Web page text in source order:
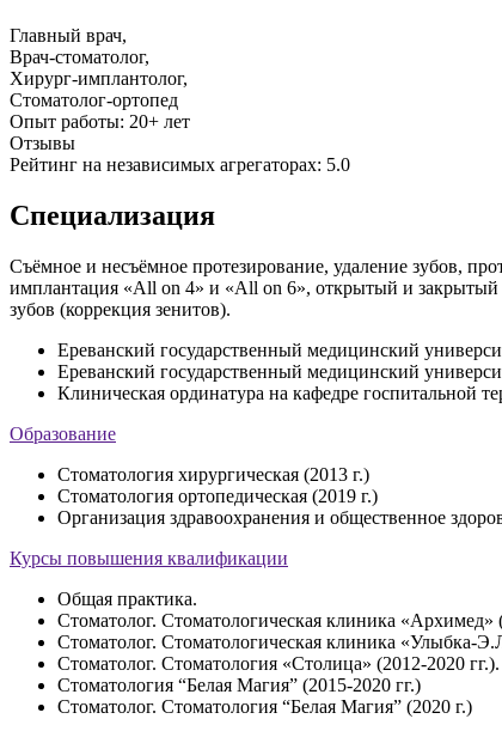
Главный врач,
Врач-стоматолог,
Хирург-имплантолог,
Стоматолог-ортопед
Опыт работы: 20+ лет
Отзывы
Рейтинг на независимых агрегаторах: 5.0
Специализация
Съёмное и несъёмное протезирование, удаление зубов,
имплантация «All on 4» и «All on 6», открытый и закрытый
зубов (коррекция зенитов).
Ереванский государственный медицинский
Ереванский государственный медицинский
Клиническая ординатура на кафедре госпитальной
Образование
Стоматология хирургическая (2013 г.)
Стоматология ортопедическая (2019 г.)
Организация здравоохранения и общественное
Курсы повышения квалификации
Общая практика.
Стоматолог. Стоматологическая клиника «Архимед»
Стоматолог. Стоматологическая клиника «Улыбка-
Стоматолог. Стоматология «Столица» (2012-2020
Стоматология “Белая Магия” (2015-2020 гг.)
Стоматолог. Стоматология “Белая Магия” (2020 г.)